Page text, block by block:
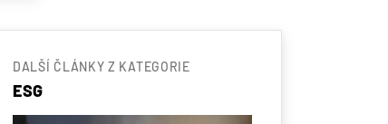
DALŠÍ ČLÁNKY Z KATEGORIE
ESG